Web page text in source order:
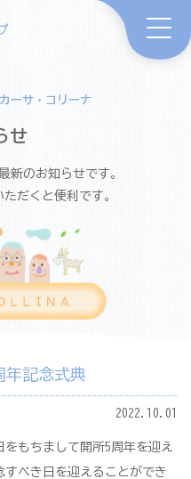
ーサ・コリーナ
せ
新のお知らせです。
だくと便利です。
年記念式典
2022.10.01
もちまして開所5周年を迎え
べき日を迎えることができ